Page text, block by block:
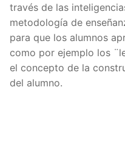
través de las
metodología de
para que los alumnos
como por ejemplo los
el concepto de la
del alumno.